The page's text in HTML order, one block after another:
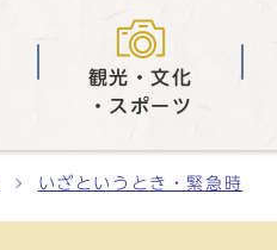
観光・文化
・スポーツ
いざというとき・緊急時